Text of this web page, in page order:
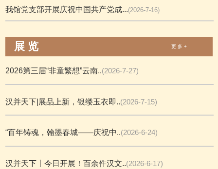
我馆党支部开展庆祝中国共产党成...(2026-7-16)
展 览 更 多 +
2026第三届“非童繁想”云南..(2026-7-27)
汉并天下|展品上新，银缕玉衣即..(2026-7-15)
“百年铸魂，翰墨春城——庆祝中..(2026-6-24)
汉并天下丨今日开展！百余件汉文..(2026-6-17)